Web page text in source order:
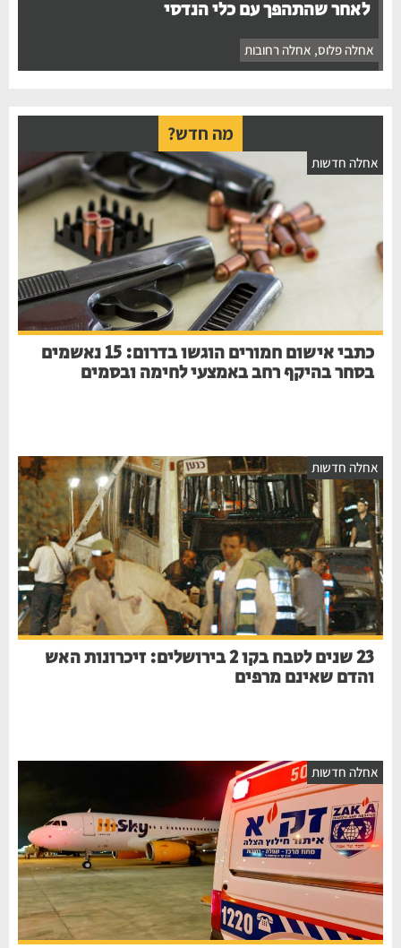
לאחר שהתהפך עם כלי הנדסי
אחלה פלוס, אחלה רחובות
מה חדש?
אחלה חדשות
כתבי אישום חמורים הוגשו בדרום: 15 נאשמים
בסחר בהיקף רחב באמצעי לחימה ובסמים
אחלה חדשות
23 שנים לטבח בקו 2 בירושלים: זיכרונות האש
והדם שאינם מרפים
אחלה חדשות